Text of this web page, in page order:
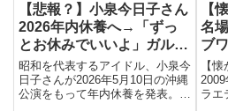
【悲報？】小泉今日子さん
2026年内休養へ→「ずっ
とお休みでいいよ」ガル民
の本音ｗ
昭和を代表するアイドル、小泉今
日子さんが2026年5月10日の沖縄
公演をもって年内休養を発表。
【
名
ブ
暴
TV
【
ラエ